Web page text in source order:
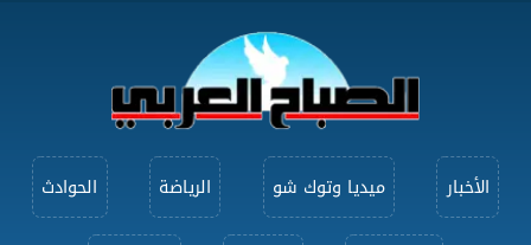
الأخبار ميديا وتوك شو الرياضة الحوادث